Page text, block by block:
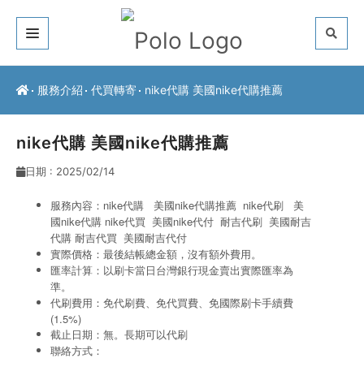
關於我們
最新公告
聯絡方式
服務介紹 代買轉寄 nike代購 美國nike代購推薦
nike代購 美國nike代購推薦
日期 : 2025/02/14
服務內容：nike代購 美國nike代購推薦 nike代刷
美
國nike代購 nike代買 美國nike代付 耐吉代刷 美國耐吉
代購 耐吉代買 美國耐吉代付
實際價格：最後結帳總金額，沒有額外費用。
匯率計算：以刷卡當日台灣銀行現金賣出實際匯率為
準。
代刷費用：免代刷費、免代買費、免國際刷卡手續費
(1.5%)
截止日期：無。長期可以代刷
聯絡方式：